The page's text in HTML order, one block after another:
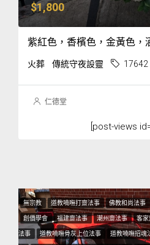
$1,800
紫紅色，香檳色，金黃色，
火葬 傳統守夜設靈 17642
仁德堂
[post-views
無宗教 道教喃嘸打齋法事 佛教和尚法事
創價學會 福建齋法事 潮州齋法事 客家
法事 道教喃嘸骨灰上位法事 道教喃嘸招魂